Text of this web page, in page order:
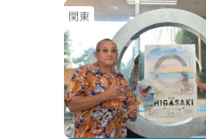
関東